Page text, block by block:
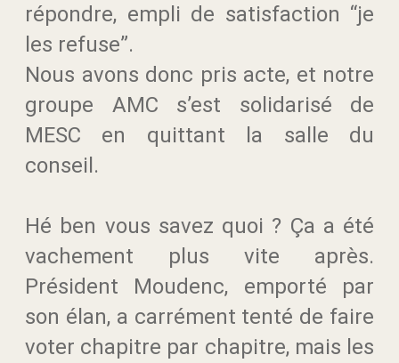
répondre, empli de satisfaction “je
les refuse”.
Nous avons donc pris acte, et notre
groupe AMC s’est solidarisé de
MESC en quittant la salle du
conseil.
Hé ben vous savez quoi ? Ça a été
vachement plus vite après.
Président Moudenc, emporté par
son élan, a carrément tenté de faire
voter chapitre par chapitre, mais les